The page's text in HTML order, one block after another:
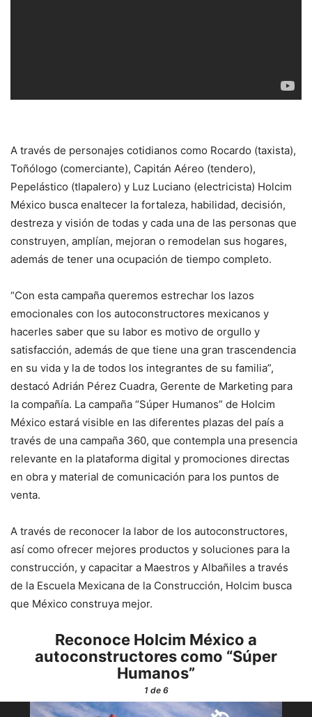
A través de personajes cotidianos como Rocardo (taxista),
Toñólogo (comerciante), Capitán Aéreo (tendero),
Pepelástico (tlapalero) y Luz Luciano (electricista) Holcim
México busca enaltecer la fortaleza, habilidad, decisión,
destreza y visión de todas y cada una de las personas que
construyen, amplían, mejoran o remodelan sus hogares,
además de tener una ocupación de tiempo completo.
“Con esta campaña queremos estrechar los lazos
emocionales con los autoconstructores mexicanos y
hacerles saber que su labor es motivo de orgullo y
satisfacción, además de que tiene una gran trascendencia
en su vida y la de todos los integrantes de su familia”,
destacó Adrián Pérez Cuadra, Gerente de Marketing para
la compañía. La campaña “Súper Humanos” de Holcim
México estará visible en las diferentes plazas del país a
través de una campaña 360, que contempla una presencia
relevante en la plataforma digital y promociones directas
en obra y material de comunicación para los puntos de
venta.
A través de reconocer la labor de los autoconstructores,
así como ofrecer mejores productos y soluciones para la
construcción, y capacitar a Maestros y Albañiles a través
de la Escuela Mexicana de la Construcción, Holcim busca
que México construya mejor.
Reconoce Holcim México a
autoconstructores como “Súper
Humanos”
1de 6